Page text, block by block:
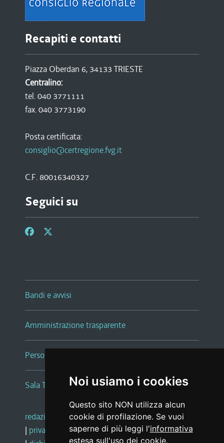
Noi usiamo i cookies
Questo sito NON utilizza alcun
cookie di profilazione. Se vuoi
saperne di più leggi l'informativa
estesa sull'uso dei cookie.
Recapiti e contatti
Piazza Oberdan 6, 34133 TRIESTE
Centralino:
tel. 040 3771111
fax. 040 3773190
Posta certificata:
consiglio@certregione.fvg.it
C.F. 80016340327
Seguici su
Bandi e avvisi
Amministrazione trasparente
Persone e Uffici
Sala Tiziano Tessitori
redazione web |note legali |glossario
| privacy
social media policy